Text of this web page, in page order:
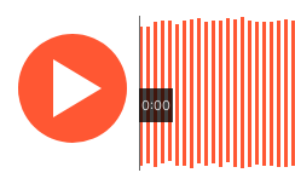
0:00